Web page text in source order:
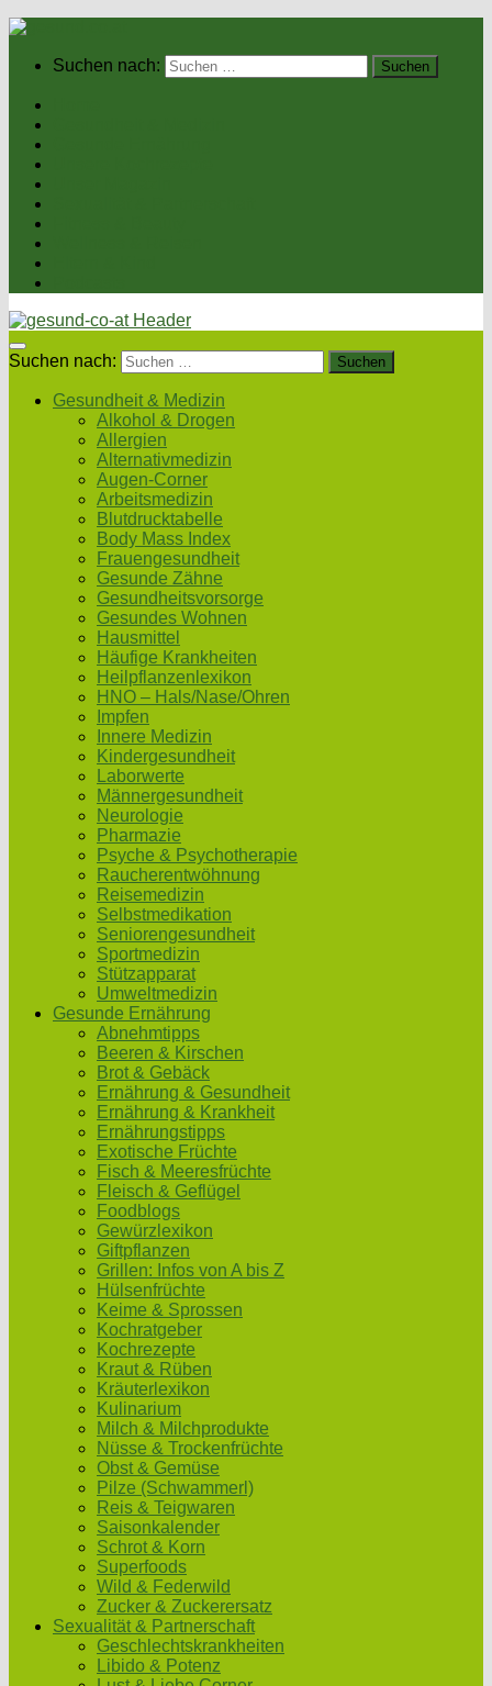
Suchen nach:
Suchen nach:
Gesundheit & Medizin
Alkohol & Drogen
Allergien
Alternativmedizin
Augen-Corner
Arbeitsmedizin
Blutdrucktabelle
Body Mass Index
Frauengesundheit
Gesunde Zähne
Gesundheitsvorsorge
Gesundes Wohnen
Hausmittel
Häufige Krankheiten
Heilpflanzenlexikon
HNO – Hals/Nase/Ohren
Impfen
Innere Medizin
Kindergesundheit
Laborwerte
Männergesundheit
Neurologie
Pharmazie
Psyche & Psychotherapie
Raucherentwöhnung
Reisemedizin
Selbstmedikation
Seniorengesundheit
Sportmedizin
Stützapparat
Umweltmedizin
Gesunde Ernährung
Abnehmtipps
Beeren & Kirschen
Brot & Gebäck
Ernährung & Gesundheit
Ernährung & Krankheit
Ernährungstipps
Exotische Früchte
Fisch & Meeresfrüchte
Fleisch & Geflügel
Foodblogs
Gewürzlexikon
Giftpflanzen
Grillen: Infos von A bis Z
Hülsenfrüchte
Keime & Sprossen
Kochratgeber
Kochrezepte
Kraut & Rüben
Kräuterlexikon
Kulinarium
Milch & Milchprodukte
Nüsse & Trockenfrüchte
Obst & Gemüse
Pilze (Schwammerl)
Reis & Teigwaren
Saisonkalender
Schrot & Korn
Superfoods
Wild & Federwild
Zucker & Zuckerersatz
Sexualität & Partnerschaft
Geschlechtskrankheiten
Libido & Potenz